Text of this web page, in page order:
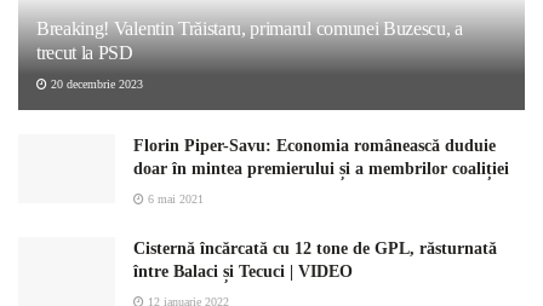
Breaking! Valentin Trăistaru, primarul comunei Buzescu, a
trecut la PSD
20 decembrie 2023
Florin Piper-Savu: Economia românească duduie
doar în mintea premierului și a membrilor coaliției
6 mai 2021
Cisternă încărcată cu 12 tone de GPL, răsturnată
între Balaci și Tecuci | VIDEO
12 ianuarie 2022